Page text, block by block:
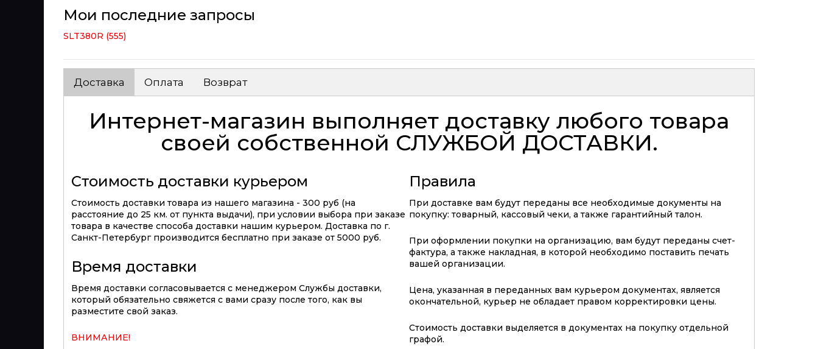
Мои последние запросы
SLT380R (555)
Доставка Оплата Возврат
Интернет-магазин выполняет доставку любого товара
своей собственной СЛУЖБОЙ ДОСТАВКИ.
Стоимость доставки курьером
Стоимость доставки товара из нашего магазина - 300 руб (на
расстояние до 25 км. от пункта выдачи), при условии выбора при заказе
товара в качестве способа доставки нашим курьером. Доставка по г.
Санкт-Петербург производится бесплатно при заказе от 5000 руб.
Время доставки
Время доставки согласовывается с менеджером Службы доставки,
который обязательно свяжется с вами сразу после того, как вы
разместите свой заказ.
ВНИМАНИЕ!
Правила
При доставке вам будут переданы все необходимые документы на
покупку: товарный, кассовый чеки, а также гарантийный талон.
При оформлении покупки на организацию, вам будут переданы счет-
фактура, а также накладная, в которой необходимо поставить печать
вашей организации.
Цена, указанная в переданных вам курьером документах, является
окончательной, курьер не обладает правом корректировки цены.
Стоимость доставки выделяется в документах на покупку отдельной
графой.